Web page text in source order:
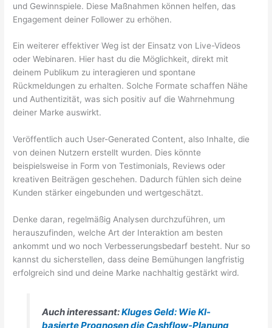
und Gewinnspiele. Diese Maßnahmen können helfen, das
Engagement deiner Follower zu erhöhen.
Ein weiterer effektiver Weg ist der Einsatz von Live-Videos
oder Webinaren. Hier hast du die Möglichkeit, direkt mit
deinem Publikum zu interagieren und spontane
Rückmeldungen zu erhalten. Solche Formate schaffen Nähe
und Authentizität, was sich positiv auf die Wahrnehmung
deiner Marke auswirkt.
Veröffentlich auch User-Generated Content, also Inhalte, die
von deinen Nutzern erstellt wurden. Dies könnte
beispielsweise in Form von Testimonials, Reviews oder
kreativen Beiträgen geschehen. Dadurch fühlen sich deine
Kunden stärker eingebunden und wertgeschätzt.
Denke daran, regelmäßig Analysen durchzuführen, um
herauszufinden, welche Art der Interaktion am besten
ankommt und wo noch Verbesserungsbedarf besteht. Nur so
kannst du sicherstellen, dass deine Bemühungen langfristig
erfolgreich sind und deine Marke nachhaltig gestärkt wird.
Auch interessant:Kluges Geld: Wie KI-
basierte Prognosen die Cashflow-Planung